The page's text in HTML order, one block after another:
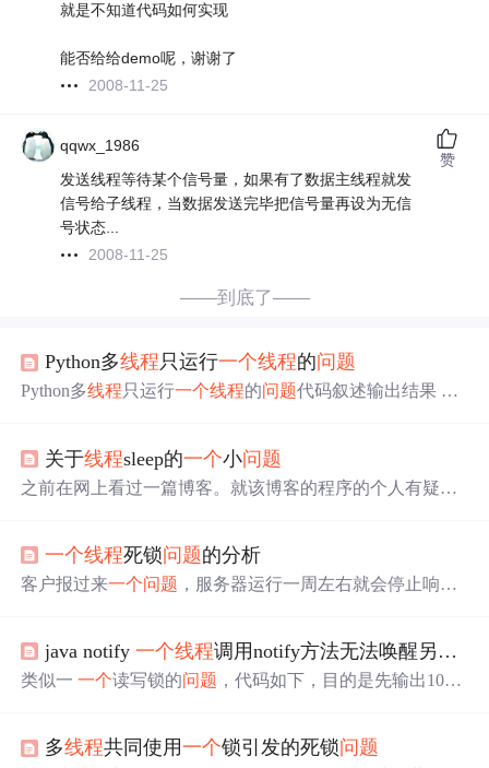
就是不知道代码如何实现
能否给给demo呢，谢谢了
2008-11-25
qqwx_1986
发送线程等待某个信号量，如果有了数据主线程就发
信号给子线程，当数据发送完毕把信号量再设为无信
号状态...
2008-11-25
赞
——到底了——
Python多线程只运行一个线程的问题
Python多线程 只运行一个线程的问题代码叙述输出结果 代
t=run_thread1) t2 = threading.Thread(target=run_thread2) t1.star
t() t2.start() t1.join() t2.join
关于线程sleep的一个小问题
之前在网上看过一篇博客。就该博客的程序的个人有疑惑
gs) { // 创建并启动线程 MyThread thread = new MyThread();
一个线程死锁问题的分析
客户报过来一个问题 ，服务器运行一周左右就会停止响
手。一是这种问题的复现条件不好确定，另一方面，即使
确定了条件，对于多线程的服务程序，也不好调试。我遇
首先拿到服务运行日志发现没有任何错误消息
java notify一个线程调用notify方法无法唤醒另 一个
类似一一个读写锁的问题 ，代码如下，目的是先输出10次
多线程共同使用一个锁引发的死锁问题